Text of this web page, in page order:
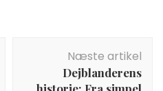
Næste artikel
Dejblanderens